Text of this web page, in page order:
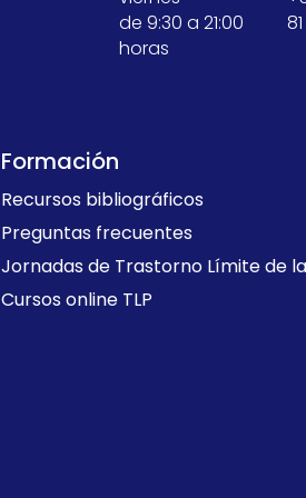
de 9:30 a 21:00
horas
81
Formación
Recursos bibliográficos
Preguntas frecuentes
Jornadas de Trastorno Límite de
Cursos online TLP